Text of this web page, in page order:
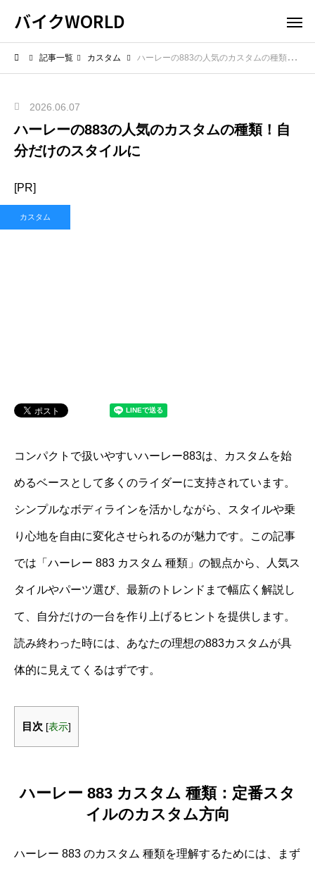
バイクWORLD
記事一覧 カスタム ハーレーの883の人気のカスタムの種類！自分だけのスタイルに
2026.06.07
ハーレーの883の人気のカスタムの種類！自
分だけのスタイルに
[PR]
カスタム
コンパクトで扱いやすいハーレー883は、カスタムを始
めるベースとして多くのライダーに支持されています。
シンプルなボディラインを活かしながら、スタイルや乗
り心地を自由に変化させられるのが魅力です。この記事
では「ハーレー 883 カスタム 種類」の観点から、人気ス
タイルやパーツ選び、最新のトレンドまで幅広く解説し
て、自分だけの一台を作り上げるヒントを提供します。
読み終わった時には、あなたの理想の883カスタムが具
体的に見えてくるはずです。
目次 [表示]
ハーレー 883 カスタム 種類：定番スタ
イルのカスタム方向
ハーレー 883 のカスタム 種類を理解するためには、まず